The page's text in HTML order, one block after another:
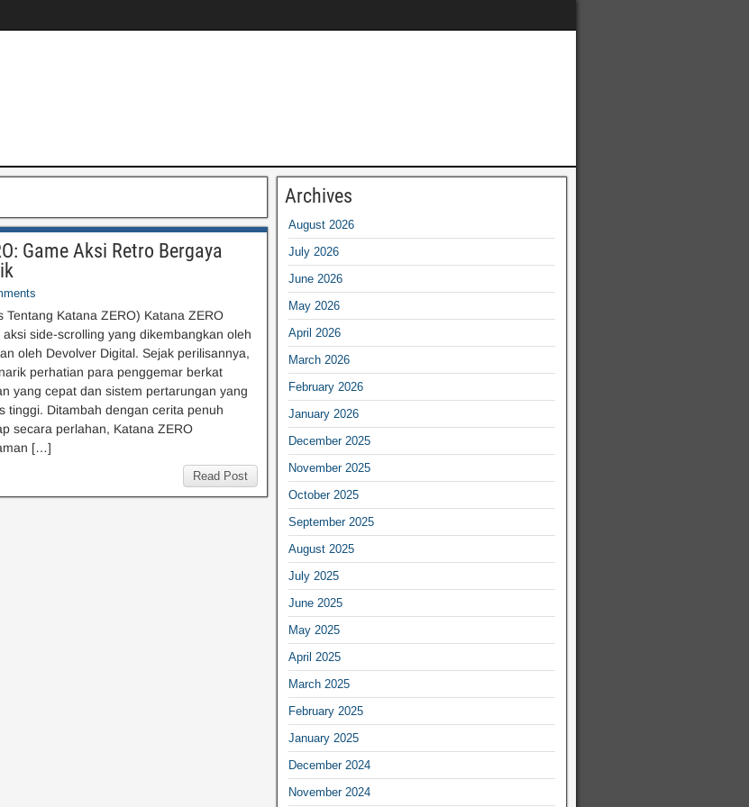
Game Aksi Retro Bergaya
Tentang Katana ZERO) Katana ZERO
side-scrolling yang dikembangkan oleh
oleh Devolver Digital. Sejak perilisannya,
perhatian para penggemar berkat
yang cepat dan sistem pertarungan yang
tinggi. Ditambah dengan cerita penuh
secara perlahan, Katana ZERO
[…]
Read Post
Archives
August 2026
July 2026
June 2026
May 2026
April 2026
March 2026
February 2026
January 2026
December 2025
November 2025
October 2025
September 2025
August 2025
July 2025
June 2025
May 2025
April 2025
March 2025
February 2025
January 2025
December 2024
November 2024